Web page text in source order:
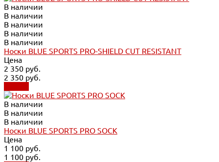
В наличии
В наличии
В наличии
В наличии
В наличии
Носки BLUE SPORTS PRO-SHIELD CUT RESISTANT
Цена
2 350 руб.
2 350 руб.
В наличии
В наличии
В наличии
Носки BLUE SPORTS PRO SOCK
Цена
1 100 руб.
1 100 руб.